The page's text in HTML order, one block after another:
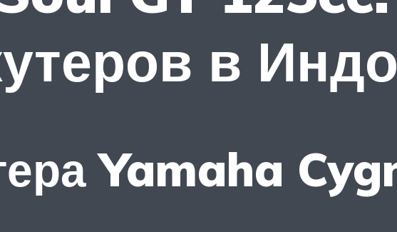
в
Yamaha